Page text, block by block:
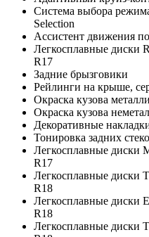
Система выбора
Selection
Ассистент движения
Легкосплавные диски
R17
Задние брызговики
Рейлинги на крыше,
Окраска кузова
Окраска кузова
Декоративные
Тонировка задних
Легкосплавные диски
R17
Легкосплавные диски
R18
Легкосплавные диски
R18
Легкосплавные диски